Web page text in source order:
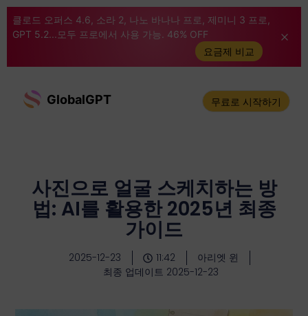
클로드 오퍼스 4.6, 소라 2, 나노 바나나 프로, 제미니 3 프로,
GPT 5.2...모두 프로에서 사용 가능. 46% OFF
요금제 비교
GlobalGPT 무료로 시작하기
사진으로 얼굴 스케치하는 방
법: AI를 활용한 2025년 최종
가이드
2025-12-23 11:42
아리엣 윈
최종 업데이트 2025-12-23